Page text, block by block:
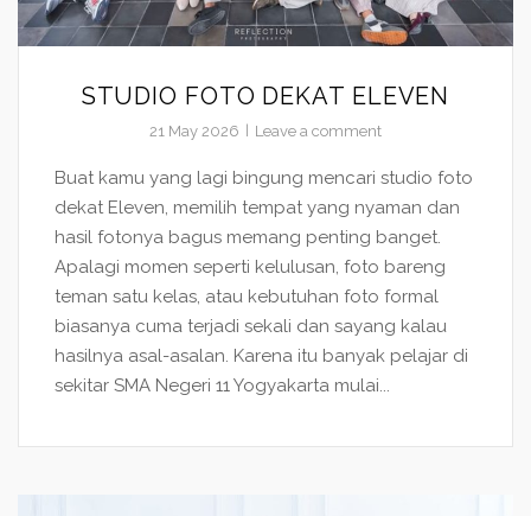
STUDIO FOTO DEKAT ELEVEN
21 May 2026 Leave a comment
Buat kamu yang lagi bingung mencari studio foto
dekat Eleven, memilih tempat yang nyaman dan
hasil fotonya bagus memang penting banget.
Apalagi momen seperti kelulusan, foto bareng
teman satu kelas, atau kebutuhan foto formal
biasanya cuma terjadi sekali dan sayang kalau
hasilnya asal-asalan. Karena itu banyak pelajar di
sekitar SMA Negeri 11 Yogyakarta mulai...